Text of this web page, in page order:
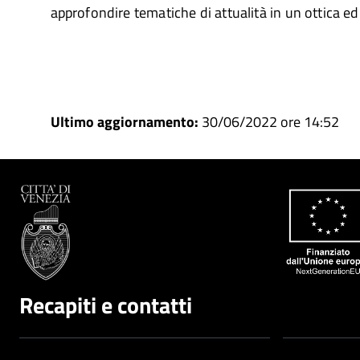
approfondire tematiche di attualità in un ottica
Ultimo aggiornamento: 30/06/2022 ore 14:52
Recapiti e contatti